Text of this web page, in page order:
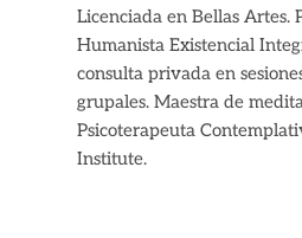
Licenciada en Bellas Artes.
Humanista Existencial
consulta privada en
grupales. Maestra de
Psicoterapeuta
Institute.